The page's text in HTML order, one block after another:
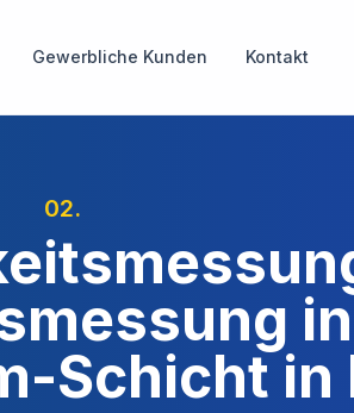
Gewerbliche Kunden Kontakt
02.
Schicht in